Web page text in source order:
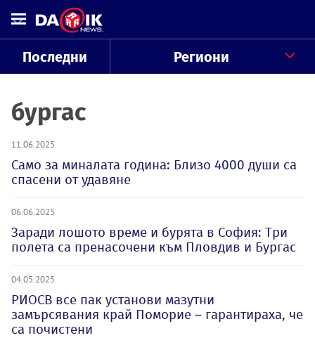
Последни Региони
бургас
11.06.2025
Само за миналата година: Близо 4000 души са
спасени от удавяне
06.06.2025
Заради лошото време и бурята в София: Три
полета са пренасочени към Пловдив и Бургас
04.05.2025
РИОСВ все пак установи мазутни
замърсявания край Поморие – гарантираха, че
са почистени